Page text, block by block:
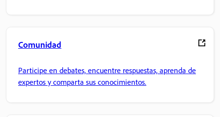
Comunidad
Participe en debates, encuentre respuestas, aprenda de
expertos y comparta sus conocimientos.